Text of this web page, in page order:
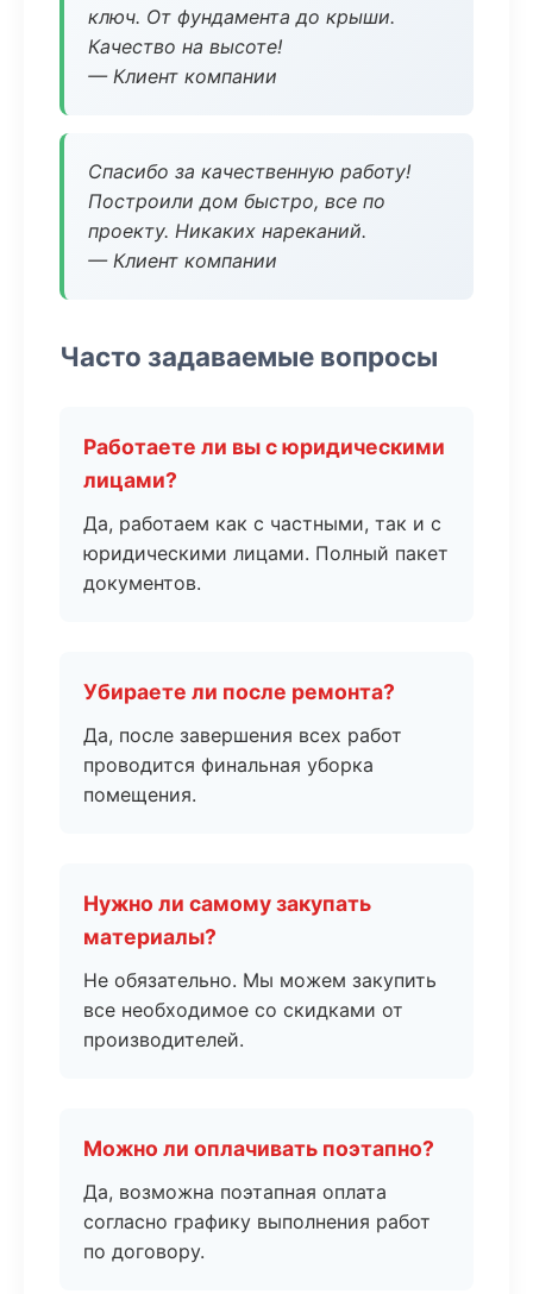
ключ. От фундамента до крыши.
Качество на высоте!
— Клиент компании
Спасибо за качественную работу!
Построили дом быстро, все по
проекту. Никаких нареканий.
— Клиент компании
Часто задаваемые вопросы
Работаете ли вы с юридическими
лицами?
Да, работаем как с частными, так и с
юридическими лицами. Полный пакет
документов.
Убираете ли после ремонта?
Да, после завершения всех работ
проводится финальная уборка
помещения.
Нужно ли самому закупать
материалы?
Не обязательно. Мы можем закупить
все необходимое со скидками от
производителей.
Можно ли оплачивать поэтапно?
Да, возможна поэтапная оплата
согласно графику выполнения работ
по договору.